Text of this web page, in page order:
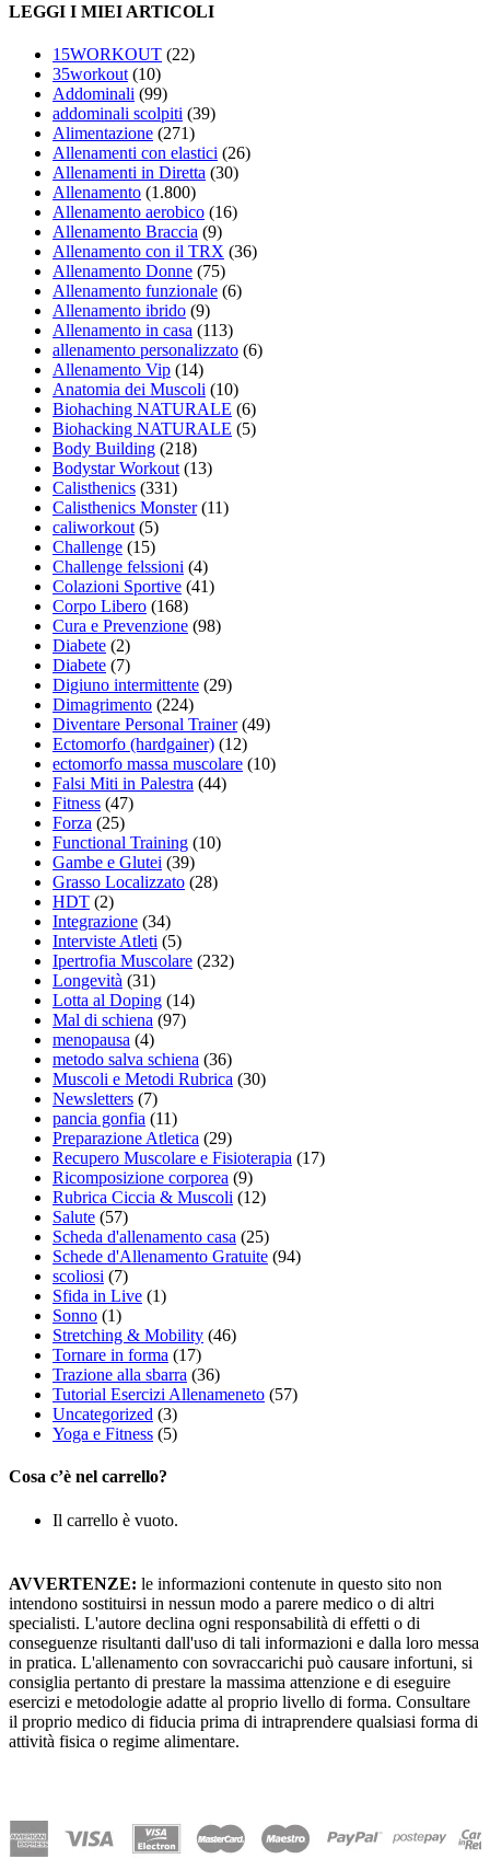
LEGGI I MIEI ARTICOLI
15WORKOUT (22)
35workout (10)
Addominali (99)
addominali scolpiti (39)
Alimentazione (271)
Allenamenti con elastici (26)
Allenamenti in Diretta (30)
Allenamento (1.800)
Allenamento aerobico (16)
Allenamento Braccia (9)
Allenamento con il TRX (36)
Allenamento Donne (75)
Allenamento funzionale (6)
Allenamento ibrido (9)
Allenamento in casa (113)
allenamento personalizzato (6)
Allenamento Vip (14)
Anatomia dei Muscoli (10)
Biohaching NATURALE (6)
Biohacking NATURALE (5)
Body Building (218)
Bodystar Workout (13)
Calisthenics (331)
Calisthenics Monster(11)
caliworkout (5)
Challenge (15)
Challenge felssioni (4)
Colazioni Sportive (41)
Corpo Libero (168)
Cura e Prevenzione (98)
Diabete (2)
Diabete (7)
Digiuno intermittente (29)
Dimagrimento (224)
Diventare Personal Trainer(49)
Ectomorfo (hardgainer) (12)
ectomorfo massa muscolare (10)
Falsi Miti in Palestra (44)
Fitness (47)
Forza (25)
Functional Training (10)
Gambe e Glutei (39)
Grasso Localizzato (28)
HDT (2)
Integrazione (34)
Interviste Atleti (5)
Ipertrofia Muscolare (232)
Longevità (31)
Lotta al Doping (14)
Mal di schiena (97)
menopausa (4)
metodo salva schiena (36)
Muscoli e Metodi Rubrica (30)
Newsletters (7)
pancia gonfia (11)
Preparazione Atletica (29)
Recupero Muscolare e Fisioterapia (17)
Ricomposizione corporea (9)
Rubrica Ciccia & Muscoli (12)
Salute (57)
Scheda d'allenamento casa (25)
Schede d'Allenamento Gratuite (94)
scoliosi (7)
Sfida in Live (1)
Sonno (1)
Stretching & Mobility (46)
Tornare in forma (17)
Trazione alla sbarra (36)
Tutorial Esercizi Allenameneto (57)
Uncategorized (3)
Yoga e Fitness (5)
Cosa c’è nel carrello?
Il carrello è vuoto.
AVVERTENZE: le informazioni contenute in questo sito non
intendono sostituirsi in nessun modo a parere medico o di altri
specialisti. L'autore declina ogni responsabilità di effetti o di
conseguenze risultanti dall'uso di tali informazioni e dalla loro messa
in pratica. L'allenamento con sovraccarichi può causare infortuni, si
consiglia pertanto di prestare la massima attenzione e di eseguire
esercizi e metodologie adatte al proprio livello di forma. Consultare
il proprio medico di fiducia prima di intraprendere qualsiasi forma di
attività fisica o regime alimentare.